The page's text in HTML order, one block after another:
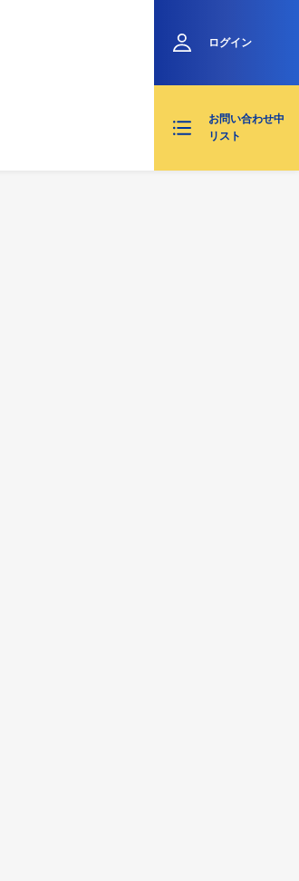
ログイン
お問い合わせ中
リスト